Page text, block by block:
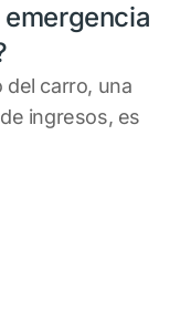
del carro, una
ingresos, es